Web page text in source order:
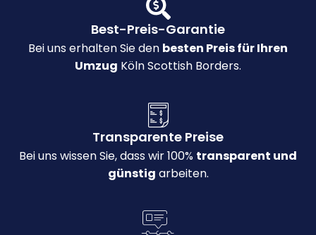
Best-Preis-Garantie
Bei uns erhalten Sie den besten Preis für Ihren
Umzug Köln Scottish Borders.
Transparente Preise
Bei uns wissen Sie, dass wir 100% transparent und
günstig arbeiten.